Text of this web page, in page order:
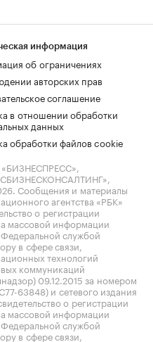
информация
об ограничениях
авторских прав
соглашение
в отношении обработки
данных
обработки файлов cookie
. Сообщения и материалы
агентства «РБК»
о регистрации
массовой информации
службой
в сфере связи,
технологий
коммуникаций
09.12.2015 за номером
63848) и сетевого издания
о регистрации
массовой информации
службой
в сфере связи,